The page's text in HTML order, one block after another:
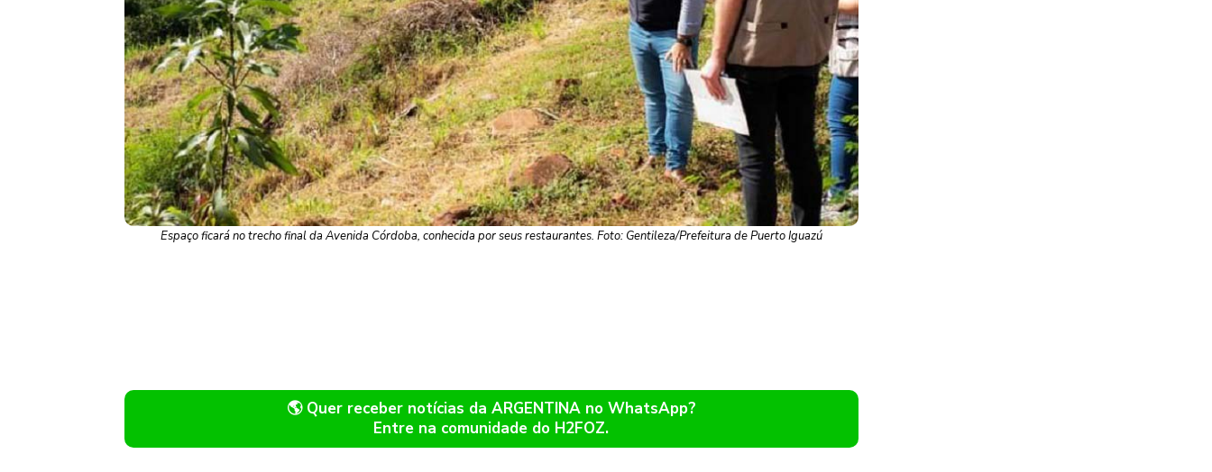
Espaço ficará no trecho final da Avenida Córdoba, conhecida por seus restaurantes. Foto: Gentileza/Prefeitura de Puerto Iguazú
🌎 Quer receber notícias da ARGENTINA no WhatsApp?
Entre na comunidade do H2FOZ.